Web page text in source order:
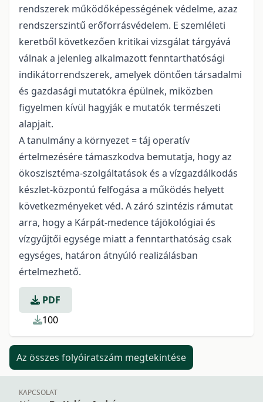
rendszerek működőképességének védelme, azaz
rendszerszintű erőforrásvédelem. E szemléleti
keretből következően kritikai vizsgálat tárgyává
válnak a jelenleg alkalmazott fenntarthatósági
indikátorrendszerek, amelyek döntően társadalmi
és gazdasági mutatókra épülnek, miközben
figyelmen kívül hagyják e mutatók természeti
alapjait.
A tanulmány a környezet = táj operatív
értelmezésére támaszkodva bemutatja, hogy az
ökoszisztéma-szolgáltatások és a vízgazdálkodás
készlet-központú felfogása a működés helyett
következményeket véd. A záró szintézis rámutat
arra, hogy a Kárpát-medence tájökológiai és
vízgyűjtői egysége miatt a fenntarthatóság csak
egységes, határon átnyúló realizálásban
értelmezhető.
PDF
100
Az összes folyóiratszám megtekintése
KAPCSOLAT